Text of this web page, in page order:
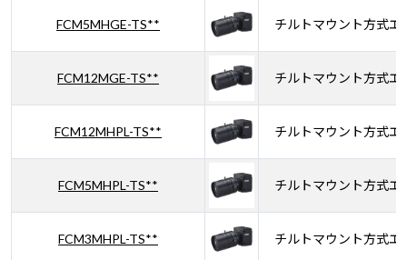
FCM5MHGE-TS** チルトマウント方式エ
FCM12MGE-TS** チルトマウント方式エ
FCM12MHPL-TS** チルトマウント方式エ
FCM5MHPL-TS** チルトマウント方式エ
FCM3MHPL-TS** チルトマウント方式エ